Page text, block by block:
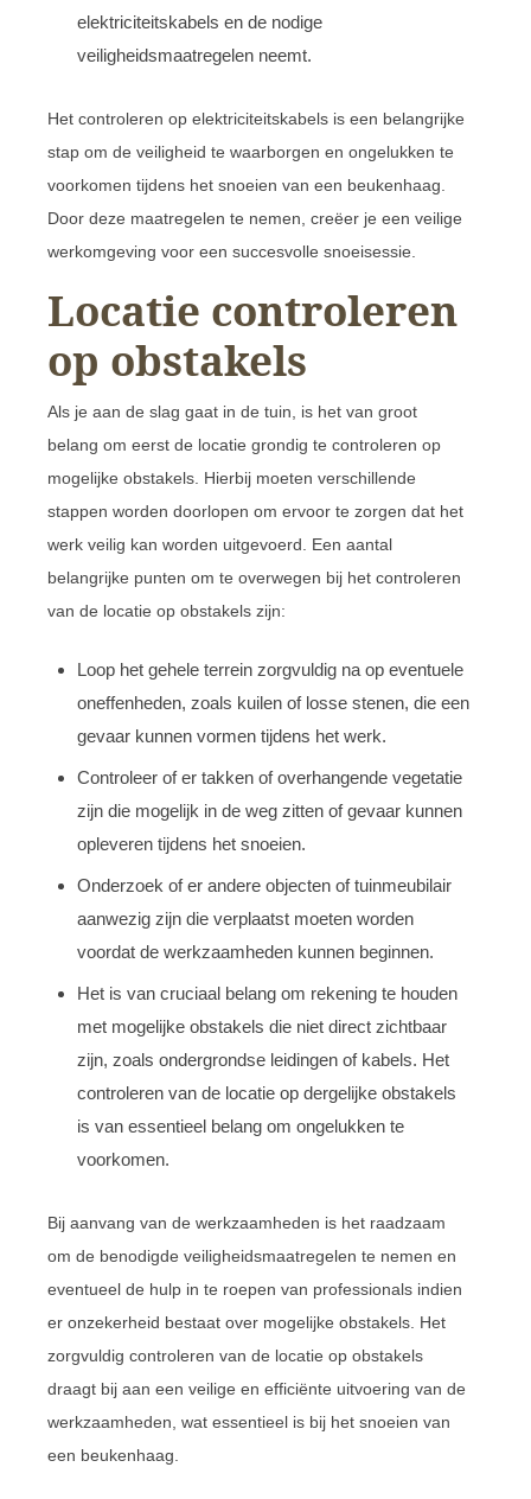
elektriciteitskabels en de nodige
veiligheidsmaatregelen neemt.
Het controleren op elektriciteitskabels is een belangrijke
stap om de veiligheid te waarborgen en ongelukken te
voorkomen tijdens het snoeien van een beukenhaag.
Door deze maatregelen te nemen, creëer je een veilige
werkomgeving voor een succesvolle snoeisessie.
Locatie controleren
op obstakels
Als je aan de slag gaat in de tuin, is het van groot
belang om eerst de locatie grondig te controleren op
mogelijke obstakels. Hierbij moeten verschillende
stappen worden doorlopen om ervoor te zorgen dat het
werk veilig kan worden uitgevoerd. Een aantal
belangrijke punten om te overwegen bij het controleren
van de locatie op obstakels zijn:
Loop het gehele terrein zorgvuldig na op eventuele
oneffenheden, zoals kuilen of losse stenen, die een
gevaar kunnen vormen tijdens het werk.
Controleer of er takken of overhangende vegetatie
zijn die mogelijk in de weg zitten of gevaar kunnen
opleveren tijdens het snoeien.
Onderzoek of er andere objecten of tuinmeubilair
aanwezig zijn die verplaatst moeten worden
voordat de werkzaamheden kunnen beginnen.
Het is van cruciaal belang om rekening te houden
met mogelijke obstakels die niet direct zichtbaar
zijn, zoals ondergrondse leidingen of kabels. Het
controleren van de locatie op dergelijke obstakels
is van essentieel belang om ongelukken te
voorkomen.
Bij aanvang van de werkzaamheden is het raadzaam
om de benodigde veiligheidsmaatregelen te nemen en
eventueel de hulp in te roepen van professionals indien
er onzekerheid bestaat over mogelijke obstakels. Het
zorgvuldig controleren van de locatie op obstakels
draagt bij aan een veilige en efficiënte uitvoering van de
werkzaamheden, wat essentieel is bij het snoeien van
een beukenhaag.